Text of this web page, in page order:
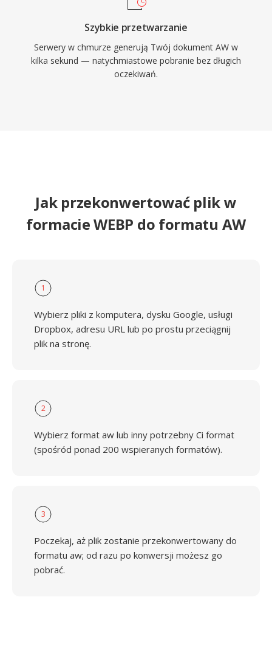
Szybkie przetwarzanie
Serwery w chmurze generują Twój dokument AW w
kilka sekund — natychmiastowe pobranie bez długich
oczekiwań.
Jak przekonwertować plik w
formacie WEBP do formatu AW
1
Wybierz pliki z komputera, dysku Google, usługi
Dropbox, adresu URL lub po prostu przeciągnij
plik na stronę.
2
Wybierz format aw lub inny potrzebny Ci format
(spośród ponad 200 wspieranych formatów).
3
Poczekaj, aż plik zostanie przekonwertowany do
formatu aw; od razu po konwersji możesz go
pobrać.